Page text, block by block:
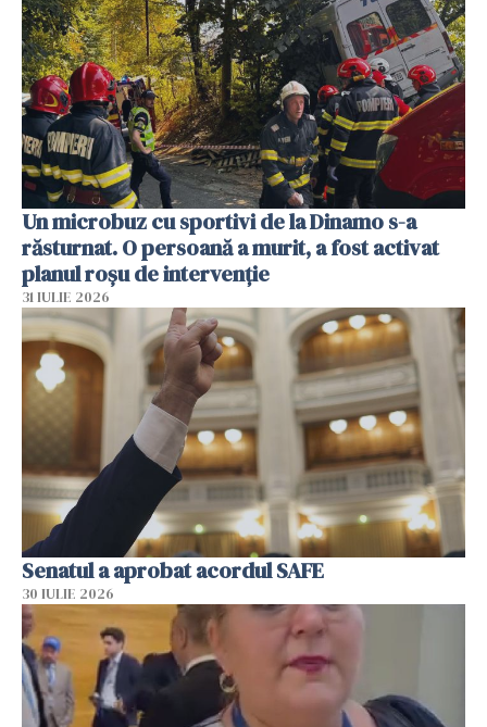
Un microbuz cu sportivi de la Dinamo s-a
răsturnat. O persoană a murit, a fost activat
planul roșu de intervenție
31 IULIE 2026
Senatul a aprobat acordul SAFE
30 IULIE 2026